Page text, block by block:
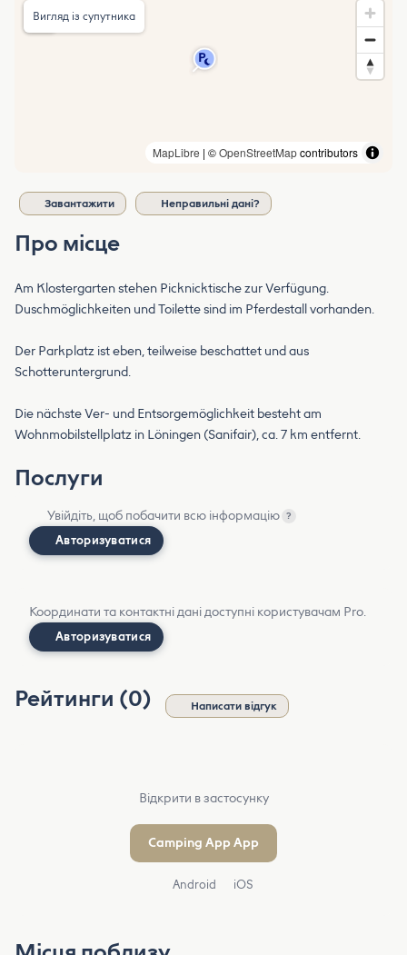
MapLibre | ©OpenStreetMapcontributors
Вигляд із супутника
Завантажити Неправильні дані?
Про місце
Am Klostergarten stehen Picknicktische zur Verfügung.
Duschmöglichkeiten und Toilette sind im Pferdestall vorhanden.
Der Parkplatz ist eben, teilweise beschattet und aus
Schotteruntergrund.
Die nächste Ver- und Entsorgemöglichkeit besteht am
Wohnmobilstellplatz in Löningen (Sanifair), ca. 7 km entfernt.
Послуги
Увійдіть, щоб побачити всю інформацію ?
Авторизуватися
Координати та контактні дані доступні користувачам Pro.
Авторизуватися
Рейтинги (0) Написати відгук
Відкрити в застосунку
Camping App App
Android iOS